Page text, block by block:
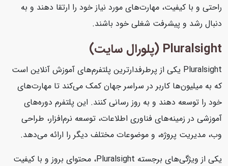
راحتی و با کیفیت، مهارت‌های مورد نیاز خود را ارتقا دهند و به
دنبال رشد و پیشرفت شغلی خود باشند.
Pluralsight (پلورال سایت)
Pluralsight یکی از پرطرفدارترین پلتفرم‌های آموزش آنلاین است
که به میلیون‌ها کاربر در سراسر جهان کمک می‌کند تا مهارت‌های
خود را توسعه دهند و به روز رسانی کنند. این پلتفرم دوره‌های
آموزشی در زمینه‌های فناوری اطلاعات، توسعه نرم‌افزار، طراحی
وب، مدیریت پروژه، و موضوعات مختلف دیگر را ارائه می‌دهد.
یکی از ویژگی‌های برجسته Pluralsight، محتوای بروز و با کیفیت